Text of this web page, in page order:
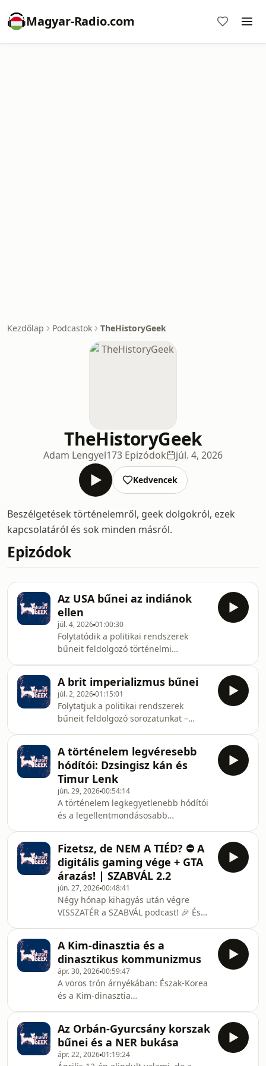
Magyar-Radio.com
Kezdőlap Podcastok TheHistoryGeek
TheHistoryGeek
Adam Lengyel173 Epizódok júl. 4, 2026
Kedvencek
Beszélgetések történelemről, geek dolgokról, ezek
kapcsolatáról és sok minden másról.
Epizódok
Az USA bűnei az indiánok
ellen
júl. 4, 202601:00:30
Folytatódik a politikai rendszerek
bűneit feldolgozó történelmi
amerikai indiánok (őslakosok) sötét és
tragikus közös múltját tárjuk fel.Miért
bántak úgy a fehér telepesek az
indiánokkal, ahogy? Mi vezetett a
fegyveres konfliktusokhoz, és mi volt
valójában a hírhedt „Könnyek útja”
(Trail of Tears)?Ebben a videóban
bemutatjuk:👉 Az indiá
A brit imperializmus bűnei
júl. 2, 202601:15:01
Folytatjuk a politikai rendszerek
bűneit feldolgozó sorozatunkat –
brit imperializmus és a brit
gyarmatbirodalom bűnei. Együtt
utazzuk át a történelem ezen több
évszázados, vitatott korszakát, hogy
lerántsuk a leplet a felszín mögötti
igazságról.Amiről a mai adásban szó
lesz:Kereskedelmi társaságok és a
korai gyarmatosítás módszerei
A történelem legvéresebb
hódítói: Dzsingisz kán és
Timur Lenk
jún. 29, 202600:54:14
A történelem legkegyetlenebb hódítói
és a legellentmondásosabb
epizódjában visszamegyünk az
időben, hogy feltárjuk a Mongol
Birodalom és a Timuridák pusztításait,
de egyúttal megvizsgáljuk az érem
másik oldalát is. Hogyan kapcsolódik a
tatárjárás a pestisjárványhoz, és
milyen hatással volt a mongol hódítás
az emberiség genetikai állomán
Fizetsz, de NEM A TIÉD? ⛔ A
digitális gaming vége + GTA
árazás! | SZABVÁL 2.2
jún. 27, 202600:48:41
Négy hónap kihagyás után végre
VISSZATÉR a SZABVÁL podcast! 🎉 És
adásban egy olyan húsbavágó kérdést
boncolgatunk, ami minden gamert
érint: Vajon az előfizetéses modellek
(mint a Game Pass vagy a PS Plus)
lassan, de biztosan tönkreteszik a
videojáték-piacot? Miközben a kiadók
a havidíjas rendszerek felé terelnek
minket, az Európai Unióban
A Kim-dinasztia és a
dinasztikus kommunizmus
ápr. 30, 202600:59:47
A vörös trón árnyékában: Észak-Korea
és a Kim-dinasztia
sorozatunkat. Ebben az epizódban a
világ egyik legkülönösebb és
legkegyetlenebb államát, Észak-
Az Orbán-Gyurcsány korszak
bűnei és a NER bukása
ápr. 22, 202601:19:24